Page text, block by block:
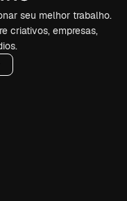
seu melhor trabalho.
criativos, empresas,